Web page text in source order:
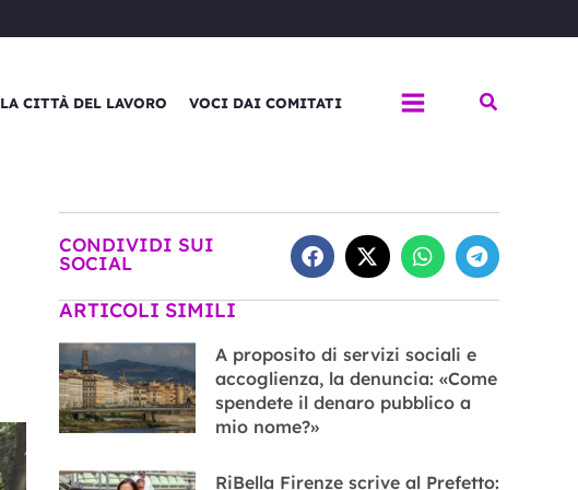
LA CITTÀ DEL LAVORO VOCI DAI COMITATI Cerca
CONDIVIDI SUI
SOCIAL
ARTICOLI SIMILI
A proposito di servizi sociali e
accoglienza, la denuncia: «Come
spendete il denaro pubblico a
mio nome?»
RiBella Firenze scrive al Prefetto: